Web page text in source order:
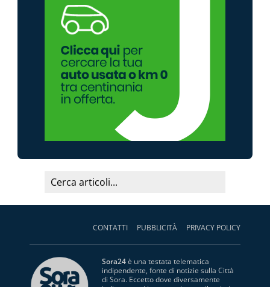
CONTATTI PUBBLICITÀ PRIVACY POLICY
Sora24è una testata telematica
indipendente, fonte di notizie sulla Città
di Sora. Eccetto dove diversamente